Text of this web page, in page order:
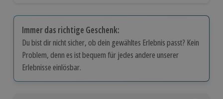
Immer das richtige Geschenk:
Du bist dir nicht sicher, ob dein gewähltes Erlebnis passt? Kein
Problem, denn es ist bequem für jedes andere unserer
Erlebnisse einlösbar.